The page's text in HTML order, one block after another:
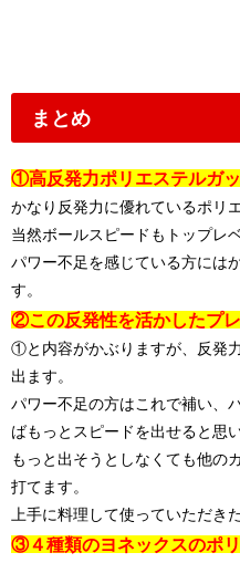
まとめ
①高反発力ポリエステルガ
かなり反発力に優れているポリ
当然ボールスピードもトップレ
パワー不足を感じている方には
す。
②この反発性を活かしたプ
①と内容がかぶりますが、反発
出ます。
パワー不足の方はこれで補い、
ばもっとスピードを出せると思
もっと出そうとしなくても他の
打てます。
上手に料理して使っていただき
③４種類のヨネックスのポ